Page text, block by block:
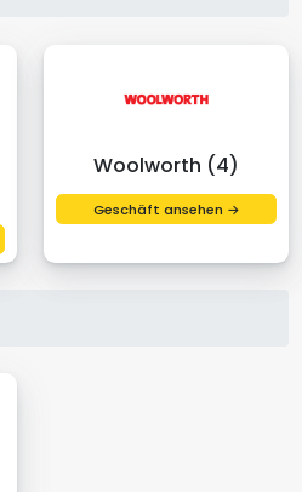
Woolworth (4)
Geschäft ansehen →